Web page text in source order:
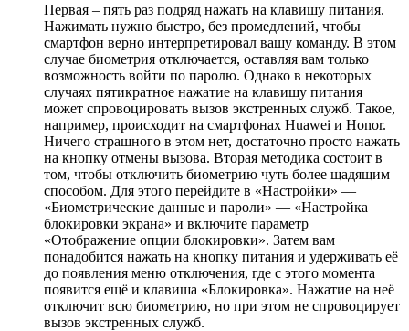
Первая – пять раз подряд нажать на клавишу питания.
Нажимать нужно быстро, без промедлений, чтобы
смартфон верно интерпретировал вашу команду. В этом
случае биометрия отключается, оставляя вам только
возможность войти по паролю. Однако в некоторых
случаях пятикратное нажатие на клавишу питания
может спровоцировать вызов экстренных служб. Такое,
например, происходит на смартфонах Huawei и Honor.
Ничего страшного в этом нет, достаточно просто нажать
на кнопку отмены вызова. Вторая методика состоит в
том, чтобы отключить биометрию чуть более щадящим
способом. Для этого перейдите в «Настройки» —
«Биометрические данные и пароли» — «Настройка
блокировки экрана» и включите параметр
«Отображение опции блокировки». Затем вам
понадобится нажать на кнопку питания и удерживать её
до появления меню отключения, где с этого момента
появится ещё и клавиша «Блокировка». Нажатие на неё
отключит всю биометрию, но при этом не спровоцирует
вызов экстренных служб.